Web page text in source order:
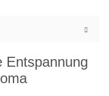
Entspannung